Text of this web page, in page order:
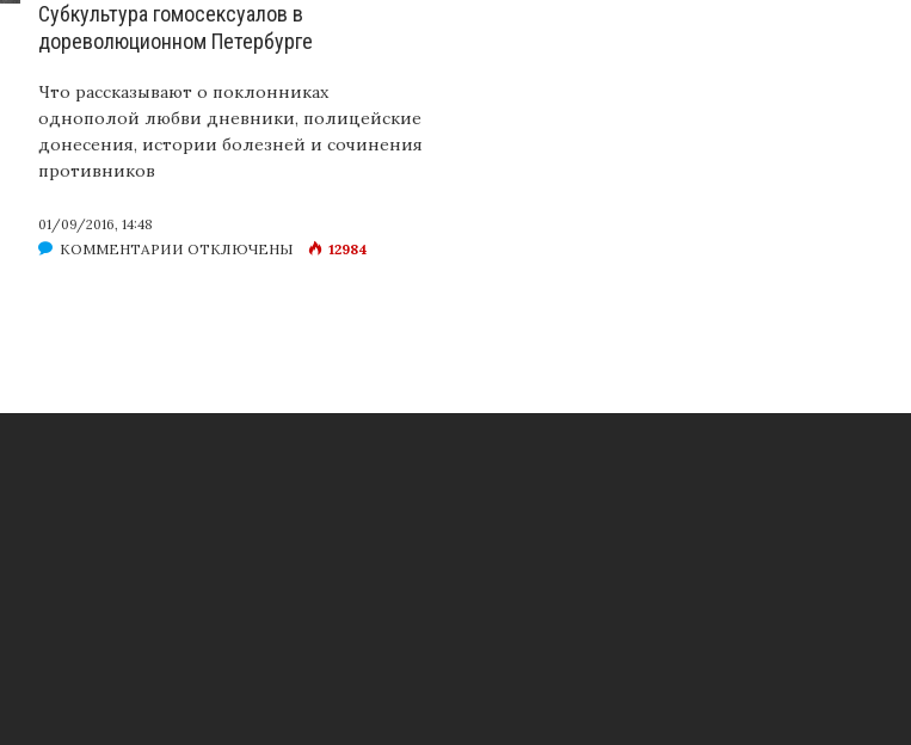
Субкультура гомосексуалов в
дореволюционном Петербурге
Что рассказывают о поклонниках
однополой любви дневники, полицейские
донесения, истории болезней и сочинения
противников
01/09/2016, 14:48
КОММЕНТАРИИКОТКЛЮЧЕНЫ 12984